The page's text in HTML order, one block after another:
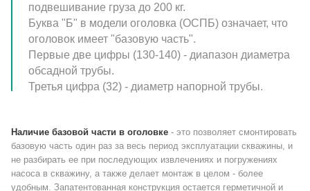
подвешивание груза до 200 кг.
Буква "Б" в модели оголовка (ОСПБ) означает, что
оголовок имеет "базовую часть".
Первые две цифры (130-140) - диапазон диаметра
обсадной трубы.
Третья цифра (32) - диаметр напорной трубы.
Наличие базовой части в оголовке - это позволяет смонтировать
базовую часть один раз за весь период эксплуатации скважины, и
не разбирать ее при последующих извлечениях и погружениях
насоса в скважину, а также делает монтаж в целом - более
удобным. Запатентованная конструкция остается герметичной и